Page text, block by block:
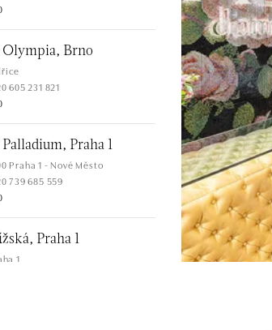
Brno
605 231 821
Praha 1
Praha 1 - Nové Město
739 685 559
Praha 1
1